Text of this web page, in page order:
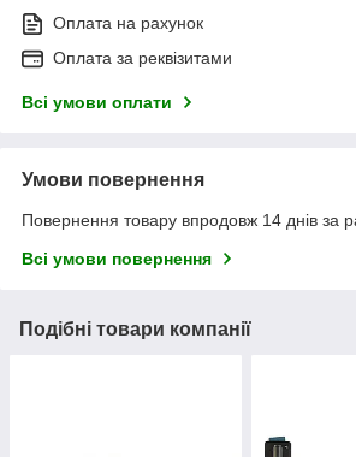
Оплата на рахунок
Оплата за реквізитами
Всі умови оплати
Умови повернення
Повернення товару впродовж 14 днів за
Всі умови повернення
Подібні товари компанії